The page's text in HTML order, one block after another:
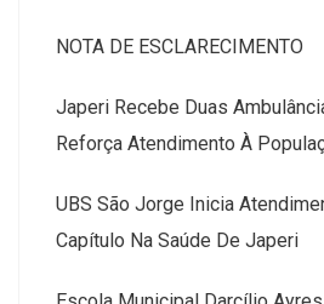
NOTA DE ESCLARECIMENTO
Japeri Recebe Duas
Reforça Atendimento À
UBS São Jorge Inicia
Capítulo Na Saúde De Japeri